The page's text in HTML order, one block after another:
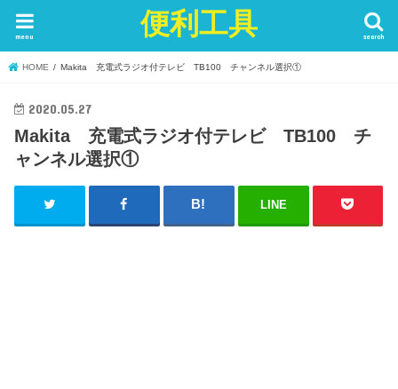
便利工具 search
menu
HOME Makita 充電式ラジオ付テレビ TB100 チャンネル選択①
2020.05.27
Makita 充電式ラジオ付テレビ TB100 チ
ャンネル選択①
LINE